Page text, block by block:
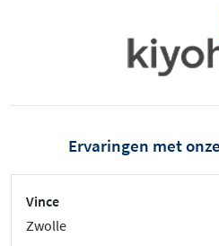
Ervaringen met
Vince
Zwolle